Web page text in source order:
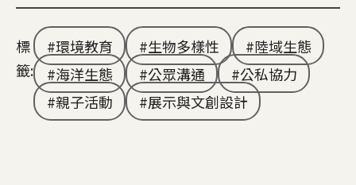
標
籤:
環境教育 生物多樣性
陸域生態
海洋生態
公眾溝通
公私協力
親子活動
展示與文創設計